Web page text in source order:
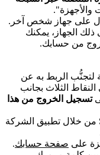
والأجهزة".
على جهاز شخص آخر.
ذلك الجهاز، يمكنك
من حسابك.
لتجنُّب الربط به عن
الثلاث بجانب
تسجيل الخروج من هذا
إلغاء ربط حسابك على Spotify من خلال تطبيق الشركة
على صفحة حسابك.